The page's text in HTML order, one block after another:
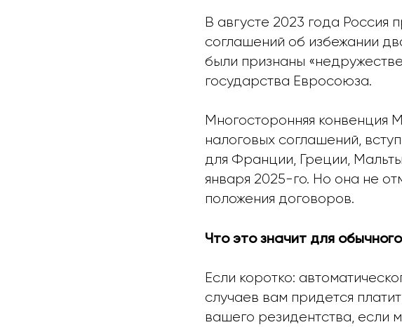
В августе 2023 года Россия
соглашений об избежании
были признаны
государства Евросоюза.
Многосторонняя конвенция
налоговых соглашений,
для Франции, Греции,
января 2025-го. Но она не
положения договоров.
Что это значит для
Если коротко:
случаев вам придется
вашего резидентства, если